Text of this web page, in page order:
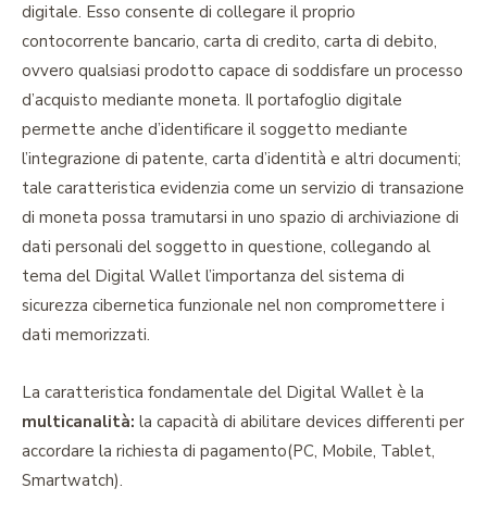
digitale. Esso consente di collegare il proprio
contocorrente bancario, carta di credito, carta di debito,
ovvero qualsiasi prodotto capace di soddisfare un processo
d’acquisto mediante moneta. Il portafoglio digitale
permette anche d’identificare il soggetto mediante
l’integrazione di patente, carta d’identità e altri documenti;
tale caratteristica evidenzia come un servizio di transazione
di moneta possa tramutarsi in uno spazio di archiviazione di
dati personali del soggetto in questione, collegando al
tema del Digital Wallet l’importanza del sistema di
sicurezza cibernetica funzionale nel non compromettere i
dati memorizzati.
La caratteristica fondamentale del Digital Wallet è la
multicanalità: la capacità di abilitare devices differenti per
accordare la richiesta di pagamento(PC, Mobile, Tablet,
Smartwatch).